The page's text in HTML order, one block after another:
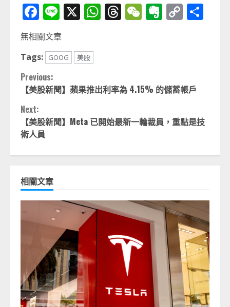
Facebook
Line
X WhatsApp
Threads
WeChat
Evernote
Copy
無相關文章
Tags:
GOOG 美股
Continue
Reading
Previous:
【美股新聞】蘋果推出利率為 4.15% 的儲蓄帳戶
Next:
【美股新聞】Meta 已開始最新一輪裁員，重點是技
術人員
相關文章